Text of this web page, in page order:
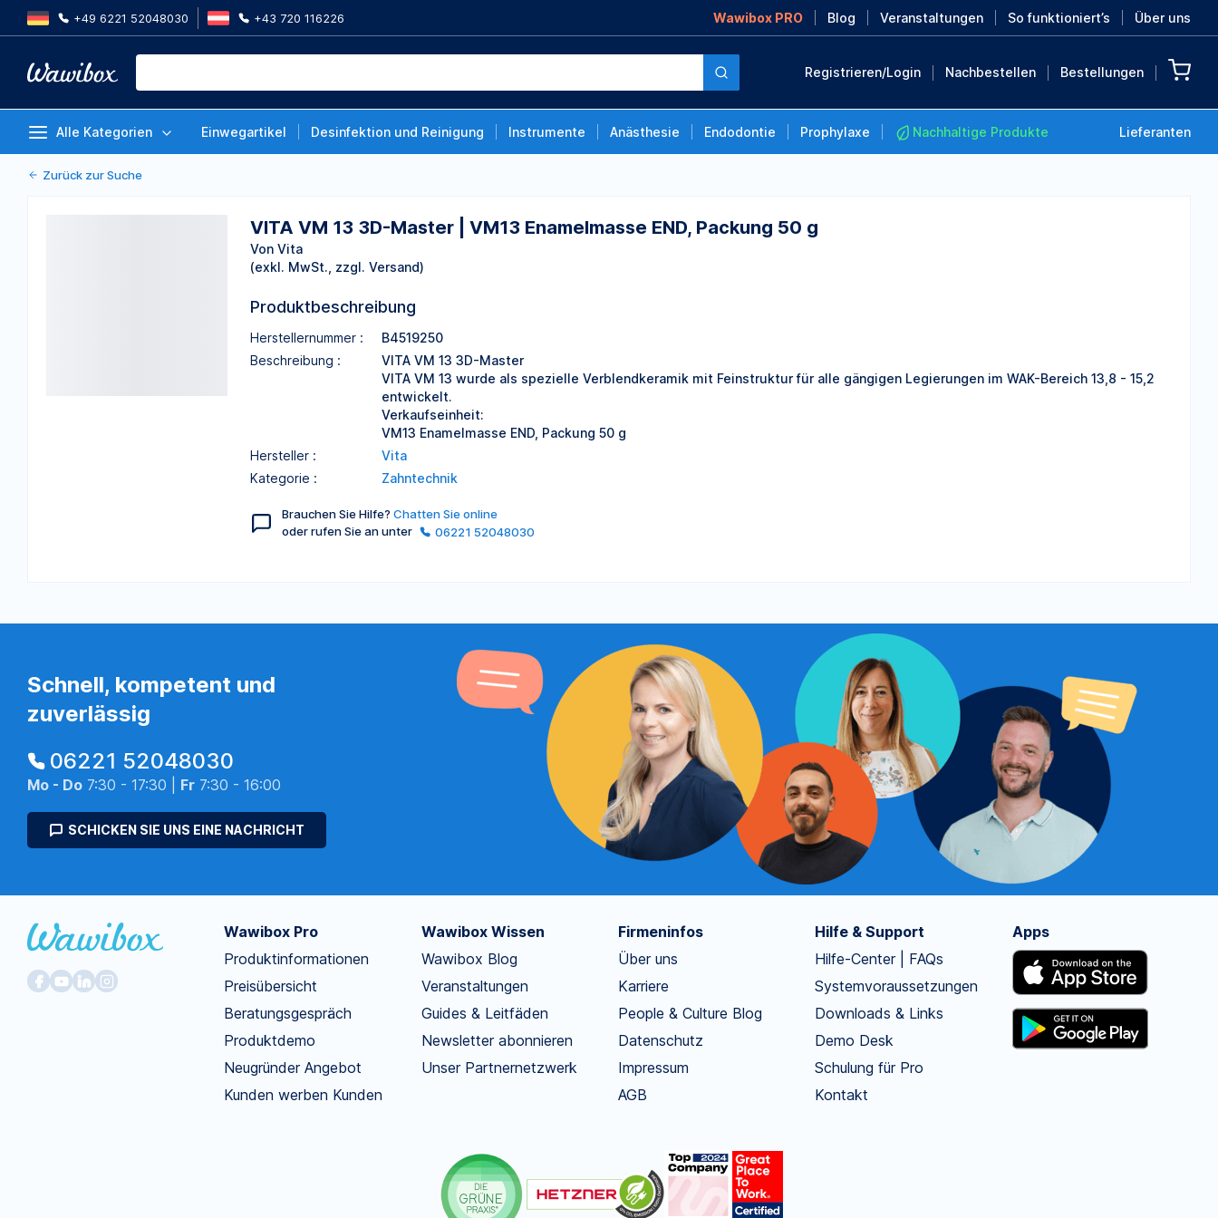
+49 6221 52048030 +43 720 116226 Wawibox PRO Blog Veranstaltungen So funktioniert’s Über uns
Registrieren/Login Nachbestellen Bestellungen
Alle Kategorien Einwegartikel Desinfektion und Reinigung Instrumente Anästhesie Endodontie Prophylaxe Nachhaltige Produkte Lieferanten
VITA VM 13 3D-Master | VM13 Enamelmasse END,
Zurück zur Suche
VITA VM 13 3D-Master | VM13 Enamelmasse END, Packung 50 g
Von Vita
(exkl. MwSt., zzgl. Versand)
Produktbeschreibung
Herstellernummer :
B4519250
Beschreibung :
VITA VM 13 3D-Master
VITA VM 13 wurde als spezielle Verblendkeramik mit Feinstruktur für alle gängigen Legierungen im WAK-Bereich 13,8 - 15,2
entwickelt.
Verkaufseinheit:
VM13 Enamelmasse END, Packung 50 g
Hersteller :
Vita
Kategorie :
Zahntechnik
Brauchen Sie Hilfe? Chatten Sie online
oder rufen Sie an unter
06221 52048030
Schnell, kompetent und
zuverlässig
06221 52048030
Mo - Do 7:30 - 17:30 | Fr 7:30 - 16:00
SCHICKEN SIE UNS EINE NACHRICHT
Wawibox Pro
Produktinformationen
Preisübersicht
Beratungsgespräch
Produktdemo
Neugründer Angebot
Kunden werben Kunden
Wawibox Wissen
Wawibox Blog
Veranstaltungen
Guides & Leitfäden
Newsletter abonnieren
Unser Partnernetzwerk
Firmeninfos
Über uns
Karriere
People & Culture Blog
Datenschutz
Impressum
AGB
Hilfe & Support
Hilfe-Center | FAQs
Systemvoraussetzungen
Downloads & Links
Demo Desk
Schulung für Pro
Kontakt
Apps